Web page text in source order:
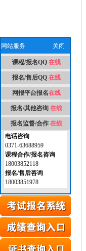
网站服务 关闭
课程/报名QQ 在线
报名/售后QQ 在线
网报平台报名在线
报名/其他咨询 在线
报名监督/合作 在线
电话咨询
0371-63688959
课程合作/报名咨询
18003852118
报名/售后咨询
18003851978